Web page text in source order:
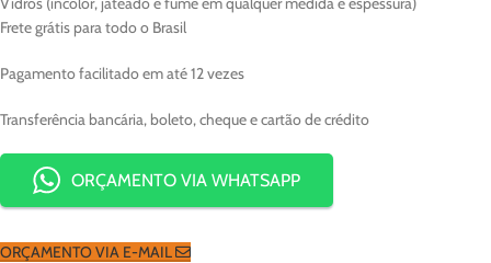
Frete grátis para todo o Brasil
Pagamento facilitado em até 12 vezes
Transferência bancária, boleto, cheque e cartão de crédito
ORÇAMENTO VIA WHATSAPP
ORÇAMENTO VIA E-MAIL